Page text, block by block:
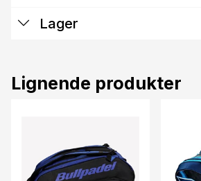
Lager
Lignende produkter